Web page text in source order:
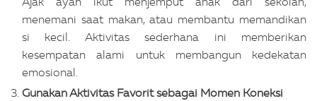
menemani saat makan, atau membantu memandikan
si kecil. Aktivitas sederhana ini memberikan
kesempatan alami untuk membangun kedekatan
emosional.
Gunakan Aktivitas Favorit sebagai Momen Koneksi